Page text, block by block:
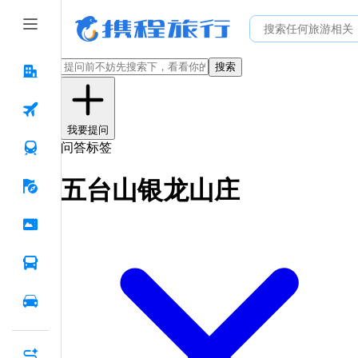
搜索
我要提问
问答标签
五台山银龙山庄